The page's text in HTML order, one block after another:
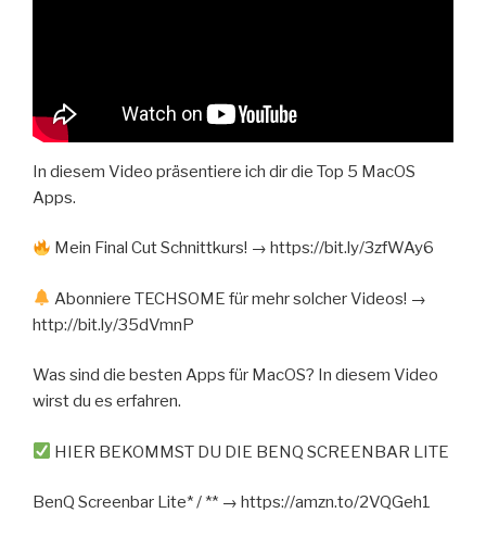
In diesem Video präsentiere ich dir die Top 5 MacOS
Apps.
Mein Final Cut Schnittkurs! → https://bit.ly/3zfWAy6
Abonniere TECHSOME für mehr solcher Videos! →
http://bit.ly/35dVmnP
Was sind die besten Apps für MacOS? In diesem Video
wirst du es erfahren.
HIER BEKOMMST DU DIE BENQ SCREENBAR LITE
BenQ Screenbar Lite* / ** → https://amzn.to/2VQGeh1